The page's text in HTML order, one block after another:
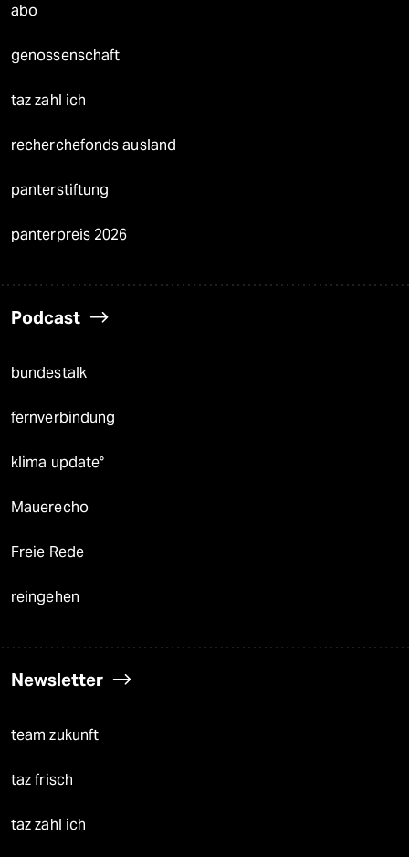
abo
genossenschaft
taz zahl ich
recherchefonds ausland
panterstiftung
panterpreis 2026
Podcast
bundestalk
fernverbindung
klima update°
Mauerecho
Freie Rede
reingehen
Newsletter
team zukunft
taz frisch
taz zahl ich